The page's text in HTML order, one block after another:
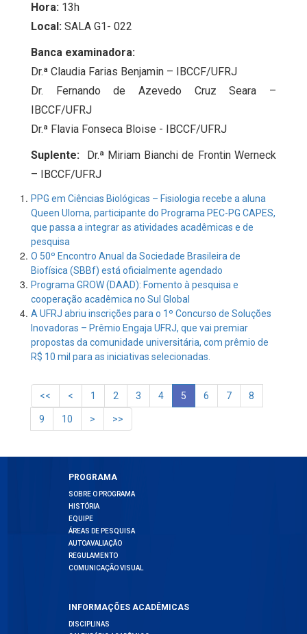
Hora: 13h
Local: SALA G1- 022
Banca examinadora:
Dr.ª Claudia Farias Benjamin – IBCCF/UFRJ
Dr. Fernando de Azevedo Cruz Seara –
IBCCF/UFRJ
Dr.ª Flavia Fonseca Bloise - IBCCF/UFRJ
Suplente: Dr.ª Miriam Bianchi de Frontin Werneck
– IBCCF/UFRJ
PPG em Ciências Biológicas – Fisiologia recebe a aluna
Queen Uloma, participante do Programa PEC-PG CAPES,
que passa a integrar as atividades acadêmicas e de
pesquisa
O 50º Encontro Anual da Sociedade Brasileira de
Biofísica (SBBf) está oficialmente agendado
Programa GROW (DAAD): Fomento à pesquisa e
cooperação acadêmica no Sul Global
A UFRJ abriu inscrições para o 1º Concurso de Soluções
Inovadoras – Prêmio Engaja UFRJ, que vai premiar
propostas da comunidade universitária, com prêmio de
R$ 10 mil para as iniciativas selecionadas.
1 2 3 4 5 6 7 8
9 10
PROGRAMA
SOBRE O PROGRAMA
HISTÓRIA
EQUIPE
ÁREAS DE PESQUISA
AUTOAVALIAÇÃO
REGULAMENTO
COMUNICAÇÃO VISUAL
INFORMAÇÕES ACADÊMICAS
DISCIPLINAS